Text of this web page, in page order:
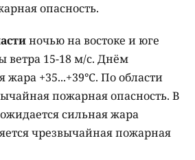
опасность.
ночью на востоке и юге
ветра 15-18 м/с. Днём
жара +35...+39°C. По области
пожарная опасность. В
сильная жара
чрезвычайная пожарная